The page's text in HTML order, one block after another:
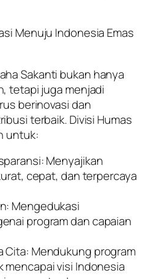
Menuju Indonesia Emas
Sakanti bukan hanya
tetapi juga menjadi
berinovasi dan
terbaik. Divisi Humas
untuk:
Menyajikan
cepat, dan terpercaya
Mengedukasi
program dan capaian
Cita: Mendukung program
visi Indonesia